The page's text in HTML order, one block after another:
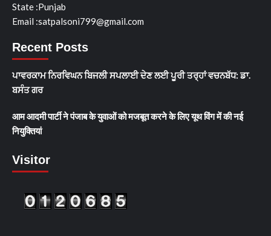
State :Punjab
Email :satpalsoni799@gmail.com
Recent Posts
ਪਾਵਰਕਾਮ ਨਿਰਵਿਘਨ ਬਿਜਲੀ ਸਪਲਾਈ ਦੇਣ ਲਈ ਪੂਰੀ ਤਰ੍ਹਾਂ ਵਚਨਬੱਧ: ਡਾ.
ਬਸੰਤ ਗਰ
आम आदमी पार्टी ने पंजाब के युवाओं को मजबूत करने के लिए यूथ विंग में की नई
नियुक्तियां
Visitor